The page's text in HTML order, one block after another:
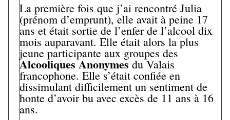
La première fois que j’ai rencontré Julia
(prénom d’emprunt), elle avait à peine 17
ans et était sortie de l’enfer de l’alcool dix
mois auparavant. Elle était alors la plus
jeune participante aux groupes des
Alcooliques Anonymes du Valais
francophone. Elle s’était confiée en
dissimulant difficilement un sentiment de
honte d’avoir bu avec excès de 11 ans à 16
ans.